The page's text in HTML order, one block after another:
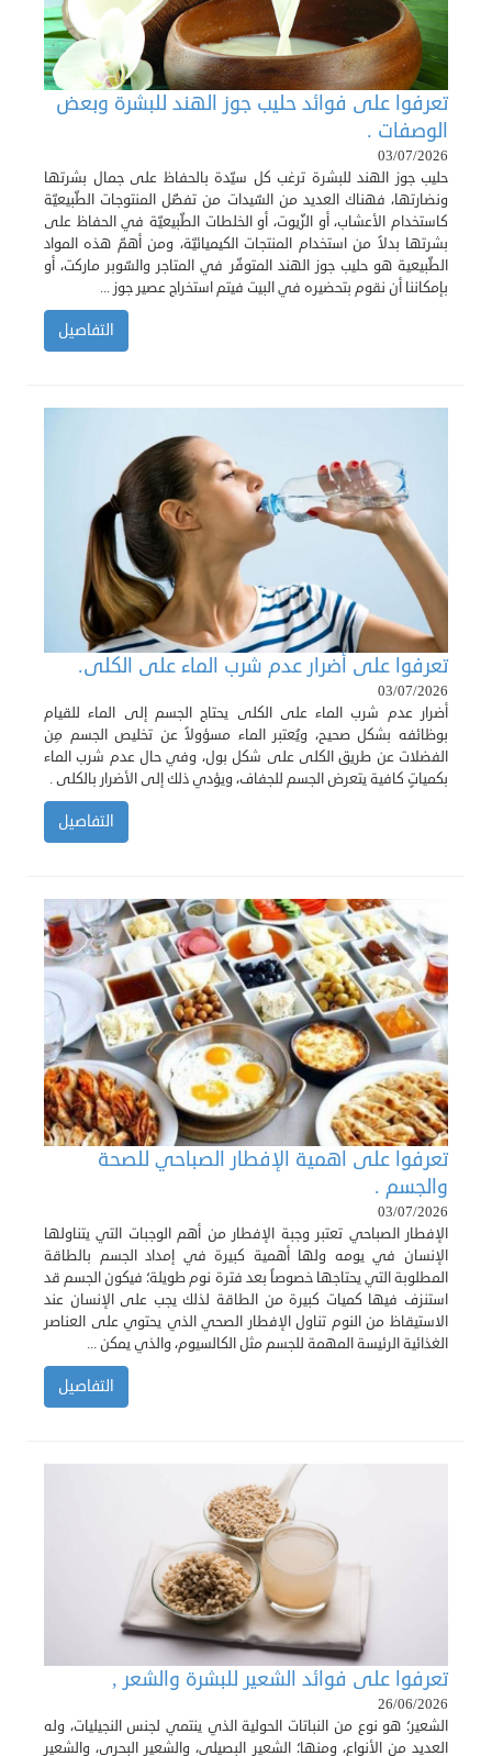
تعرفوا على فوائد حليب جوز الهند للبشرة وبعض
الوصفات .
03/07/2026
حليب جوز الهند للبشرة ترغب كل سيّدة بالحفاظ على جمال بشرتها
ونضارتها، فهناك العديد من السّيدات من تفضّل المنتوجات الطّبيعيّة
كاستخدام الأعشاب، أو الزّيوت، أو الخلطات الطّبيعيّة في الحفاظ على
بشرتها بدلاً من استخدام المنتجات الكيميائيّة، ومن أهمّ هذه المواد
الطّبيعية هو حليب جوز الهند المتوفّر في المتاجر والسّوبر ماركت، أو
بإمكاننا أن نقوم بتحضيره في البيت فيتم استخراج عصير جوز ...
التفاصيل
تعرفوا على أضرار عدم شرب الماء على الكلى.
03/07/2026
أضرار عدم شرب الماء على الكلى يحتاج الجسم إلى الماء للقيام
بوظائفه بشكل صحيح، ويُعتبر الماء مسؤولاً عن تخليص الجسم مِن
الفضلات عن طريق الكلى على شكل بول، وفي حال عدم شرب الماء
بكمياتٍ كافية يتعرض الجسم للجفاف، ويؤدي ذلك إلى الأضرار بالكلى .
التفاصيل
تعرفوا على اهمية الإفطار الصباحي للصحة
والجسم .
03/07/2026
الإفطار الصباحي تعتبر وجبة الإفطار من أهم الوجبات التي يتناولها
الإنسان في يومه ولها أهمية كبيرة في إمداد الجسم بالطاقة
المطلوبة التي يحتاجها خصوصاً بعد فترة نوم طويلة؛ فيكون الجسم قد
استنزف فيها كميات كبيرة من الطاقة لذلك يجب على الإنسان عند
الاستيقاظ من النوم تناول الإفطار الصحي الذي يحتوي على العناصر
الغذائية الرئيسة المهمة للجسم مثل الكالسيوم، والذي يمكن ...
التفاصيل
تعرفوا على فوائد الشعير للبشرة والشعر ,
26/06/2026
الشعير؛ هو نوع من النباتات الحولية الذي ينتمي لجنس النجيليات، وله
العديد من الأنواع، ومنها؛ الشعير البصيلي، والشعير البحري، والشعير